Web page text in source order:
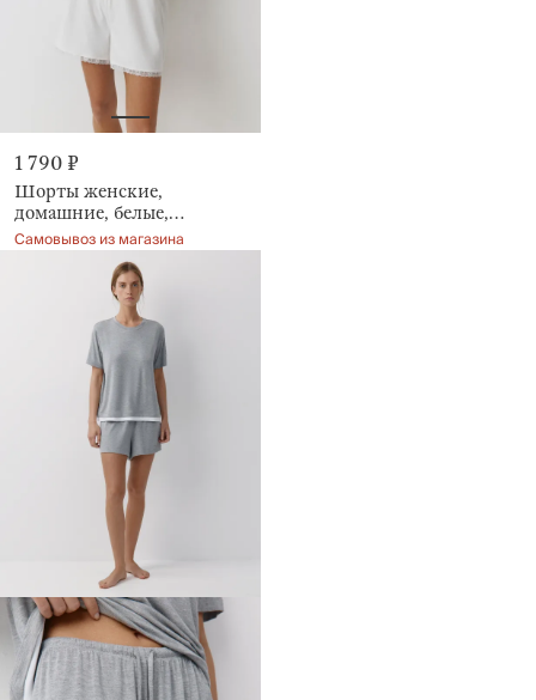
1 790 ₽
Шорты женские,
домашние, белые,
Mirandea
Самовывоз из магазина